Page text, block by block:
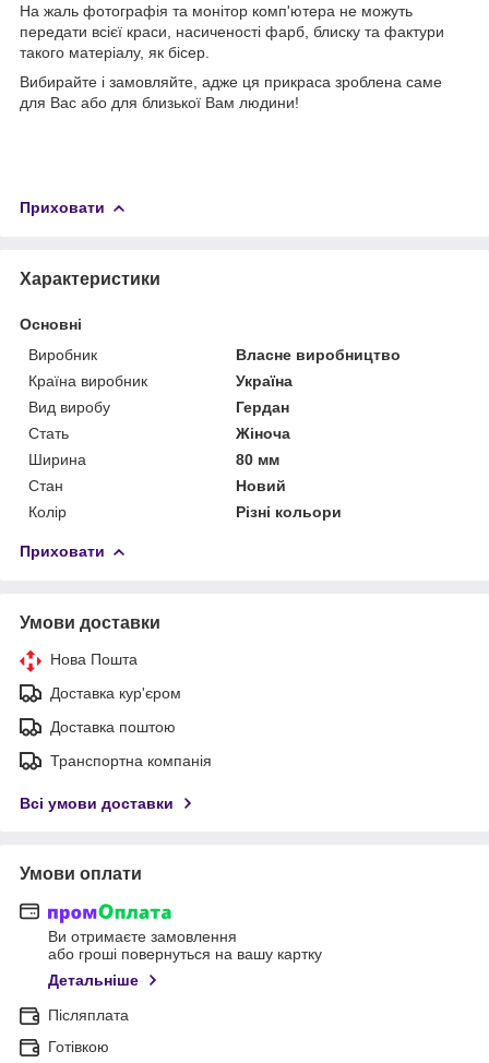
На жаль фотографія та монітор комп'ютера не можуть
передати всієї краси, насиченості фарб, блиску та фактури
такого матеріалу, як бісер.
Вибирайте і замовляйте, адже ця прикраса зроблена саме
для Вас або для близької Вам людини!
Приховати
Характеристики
Основні
Виробник
Власне виробництво
Країна виробник
Україна
Вид виробу
Гердан
Стать
Жіноча
Ширина
80 мм
Стан
Новий
Колір
Різні кольори
Приховати
Умови доставки
Нова Пошта
Доставка кур'єром
Доставка поштою
Транспортна компанія
Всі умови доставки
Умови оплати
Ви отримаєте замовлення
або гроші повернуться на вашу картку
Детальніше
Післяплата
Готівкою